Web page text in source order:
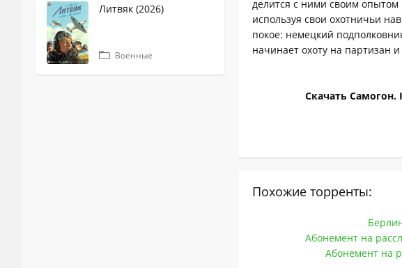
Литвяк (2026)
Военные
делится с ними своим
используя свои охотничьи
покое: немецкий
начинает охоту на партизан
Скачать Самогон.
Похожие торренты:
Абонемент на
Абонемент на